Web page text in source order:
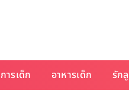
รเด็ก อาหารเด็ก รัก